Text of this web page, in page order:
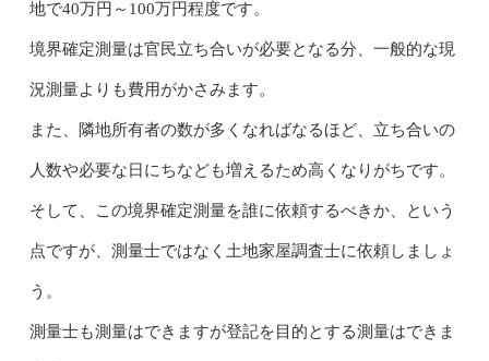
地で40万円～100万円程度です。
境界確定測量は官民立ち合いが必要となる分、一般的な現
況測量よりも費用がかさみます。
また、隣地所有者の数が多くなればなるほど、立ち合いの
人数や必要な日にちなども増えるため高くなりがちです。
そして、この境界確定測量を誰に依頼するべきか、という
点ですが、測量士ではなく土地家屋調査士に依頼しましょ
う。
測量士も測量はできますが登記を目的とする測量はできま